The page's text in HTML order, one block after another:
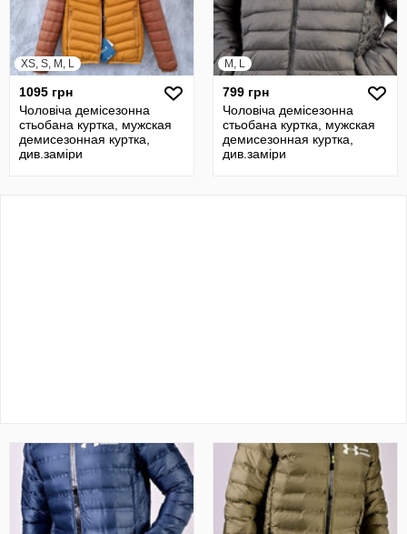
XS, S, M, L
1095 грн
Чоловіча демісезонна
стьобана куртка, мужская
демисезонная куртка,
див.заміри
M, L
799 грн
Чоловіча демісезонна
стьобана куртка, мужская
демисезонная куртка,
див.заміри